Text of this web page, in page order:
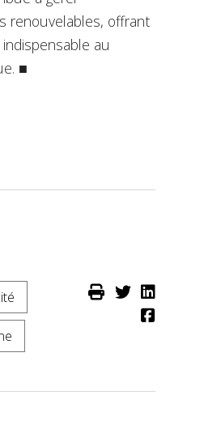
renouvelables, offrant
au
■